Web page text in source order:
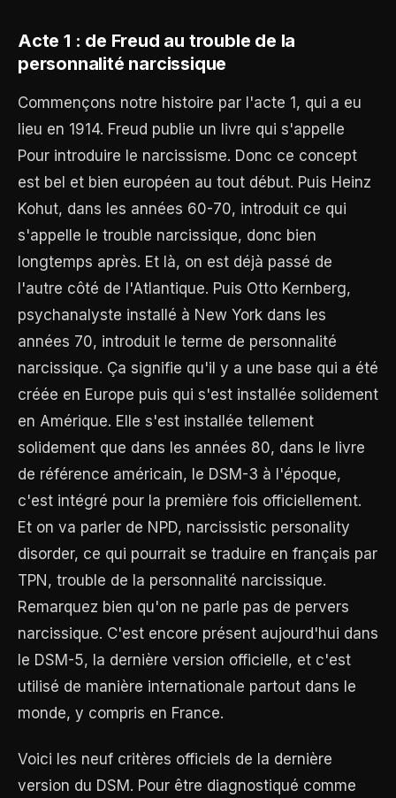
Acte 1 : de Freud au trouble de la
personnalité narcissique
Commençons notre histoire par l'acte 1, qui a eu
lieu en 1914. Freud publie un livre qui s'appelle
Pour introduire le narcissisme. Donc ce concept
est bel et bien européen au tout début. Puis Heinz
Kohut, dans les années 60-70, introduit ce qui
s'appelle le trouble narcissique, donc bien
longtemps après. Et là, on est déjà passé de
l'autre côté de l'Atlantique. Puis Otto Kernberg,
psychanalyste installé à New York dans les
années 70, introduit le terme de personnalité
narcissique. Ça signifie qu'il y a une base qui a été
créée en Europe puis qui s'est installée solidement
en Amérique. Elle s'est installée tellement
solidement que dans les années 80, dans le livre
de référence américain, le DSM-3 à l'époque,
c'est intégré pour la première fois officiellement.
Et on va parler de NPD, narcissistic personality
disorder, ce qui pourrait se traduire en français par
TPN, trouble de la personnalité narcissique.
Remarquez bien qu'on ne parle pas de pervers
narcissique. C'est encore présent aujourd'hui dans
le DSM-5, la dernière version officielle, et c'est
utilisé de manière internationale partout dans le
monde, y compris en France.
Voici les neuf critères officiels de la dernière
version du DSM. Pour être diagnostiqué comme